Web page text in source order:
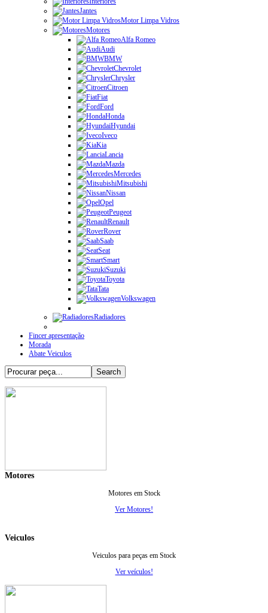
Jantes
Motor Limpa Vidros
Motores
Alfa Romeo
Audi
BMW
Chevrolet
Chrysler
Citroen
Fiat
Ford
Honda
Hyundai
Iveco
Kia
Lancia
Mazda
Mercedes
Mitsubishi
Nissan
Opel
Peugeot
Renault
Rover
Saab
Seat
Smart
Suzuki
Toyota
Tata
Volkswagen
Radiadores
Fincer apresentação
Morada
Abate Veiculos
Motores
Motores em Stock
Ver Motores!
Veiculos
Veiculos para peças em Stock
Ver veículos!